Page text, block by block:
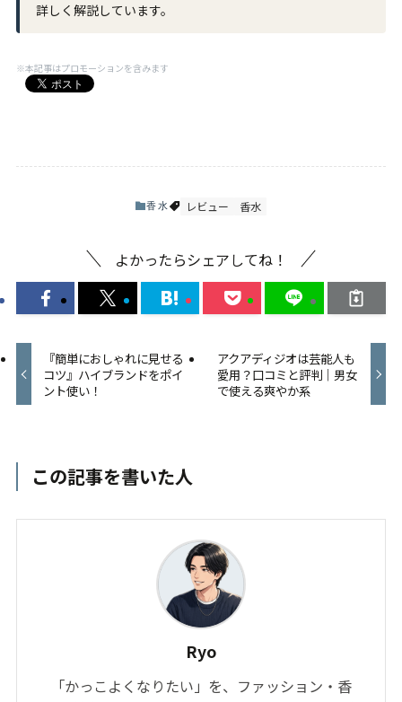
詳しく解説しています。
※本記事はプロモーションを含みます
香水 レビュー 香水
よかったらシェアしてね！
『簡単におしゃれに見せる
コツ』ハイブランドをポイ
ント使い！
アクアディジオは芸能人も
愛用？口コミと評判｜男女
で使える爽やか系
この記事を書いた人
Ryo
「かっこよくなりたい」を、ファッション・香